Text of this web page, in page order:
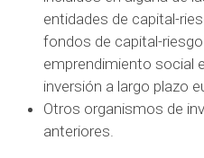
entidades de capital-
fondos de capital-
emprendimiento social
inversión a largo plazo
Otros organismos de
anteriores.